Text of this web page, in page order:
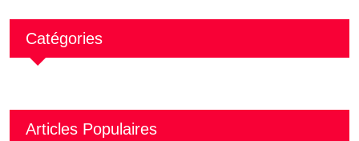
Catégories
Articles Populaires